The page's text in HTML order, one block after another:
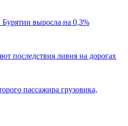
выросла на 0,3%
последствия ливня на дорогах
пассажира грузовика,